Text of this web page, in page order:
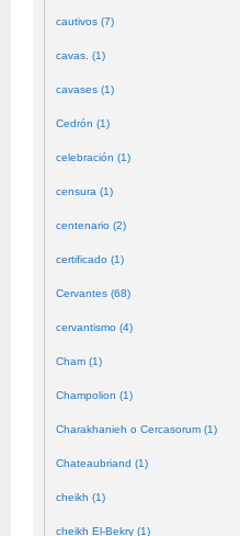
cautivos (7)
cavas. (1)
cavases (1)
Cedrón (1)
celebración (1)
censura (1)
centenario (2)
certificado (1)
Cervantes (68)
cervantismo (4)
Cham (1)
Champolion (1)
Charakhanieh o Cercasorum (1)
Chateaubriand (1)
cheikh (1)
cheikh El-Bekry (1)